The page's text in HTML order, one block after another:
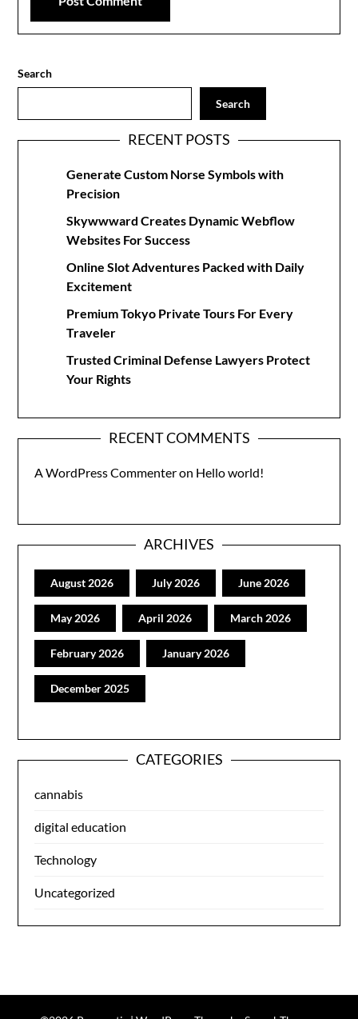
Search
Search
RECENT POSTS
Generate Custom Norse Symbols with
Precision
Skywwward Creates Dynamic Webflow
Websites For Success
Online Slot Adventures Packed with Daily
Excitement
Premium Tokyo Private Tours For Every
Traveler
Trusted Criminal Defense Lawyers Protect
Your Rights
RECENT COMMENTS
A WordPress Commenteron Hello world!
ARCHIVES
August 2026 July 2026 June 2026
May 2026 April 2026 March 2026
February 2026 January 2026
December 2025
CATEGORIES
cannabis
digital education
Technology
Uncategorized